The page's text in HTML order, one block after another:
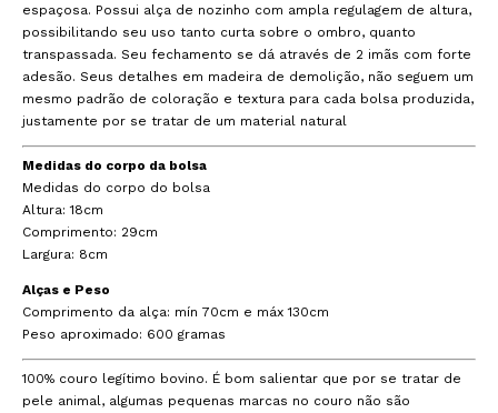
espaçosa. Possui alça de nozinho com ampla regulagem de altura,
possibilitando seu uso tanto curta sobre o ombro, quanto
transpassada. Seu fechamento se dá através de 2 imãs com forte
adesão. Seus detalhes em madeira de demolição, não seguem um
mesmo padrão de coloração e textura para cada bolsa produzida,
justamente por se tratar de um material natural
Medidas do corpo da bolsa
Medidas do corpo do bolsa
Altura: 18cm
Comprimento: 29cm
Largura: 8cm
Alças e Peso
Comprimento da alça: mín 70cm e máx 130cm
Peso aproximado: 600 gramas
100% couro legítimo bovino. É bom salientar que por se tratar de
pele animal, algumas pequenas marcas no couro não são